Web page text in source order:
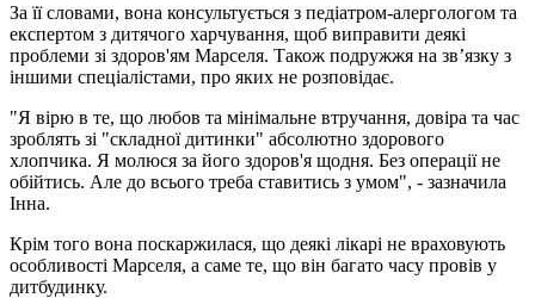
За її словами, вона консультується з педіатром-алергологом та
експертом з дитячого харчування, щоб виправити деякі
проблеми зі здоров'ям Марселя. Також подружжя на звʼязку з
іншими спеціалістами, про яких не розповідає.
"Я вірю в те, що любов та мінімальне втручання, довіра та час
зроблять зі "складної дитинки" абсолютно здорового
хлопчика. Я молюся за його здоров'я щодня. Без операції не
обійтись. Але до всього треба ставитись з умом", - зазначила
Інна.
Крім того вона поскаржилася, що деякі лікарі не враховують
особливості Марселя, а саме те, що він багато часу провів у
дитбудинку.